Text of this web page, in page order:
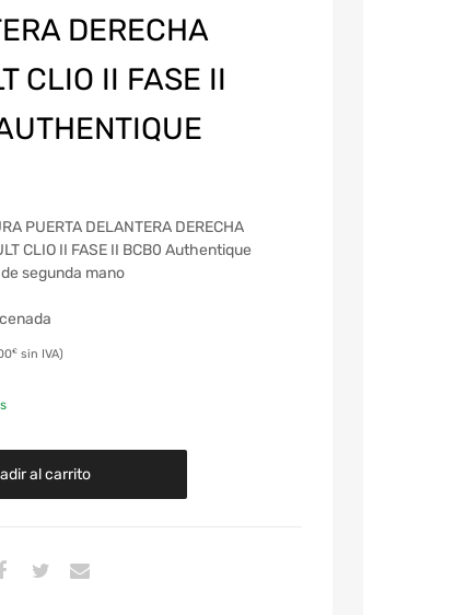
DERECHA
CLIO II FASE II
PUERTA DELANTERA DERECHA
CLIO II FASE II BCB0 Authentique
segunda mano
€
al carrito